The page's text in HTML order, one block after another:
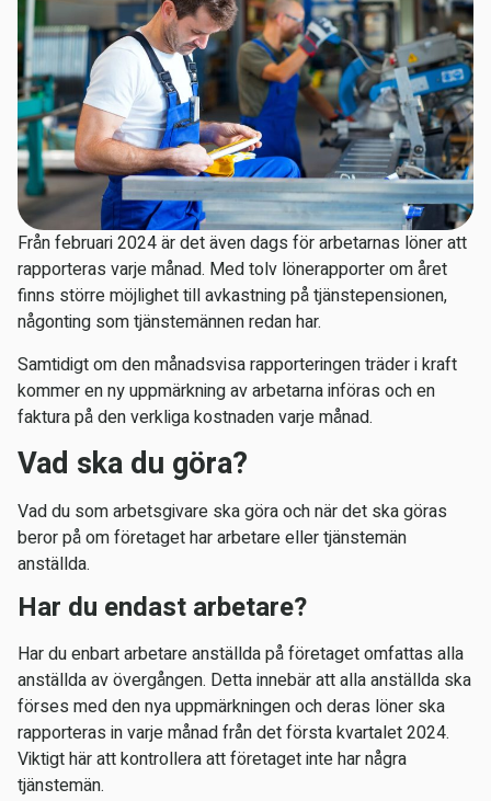
Från februari 2024 är det även dags för arbetarnas löner att
rapporteras varje månad. Med tolv lönerapporter om året
finns större möjlighet till avkastning på tjänstepensionen,
någonting som tjänstemännen redan har.
Samtidigt om den månadsvisa rapporteringen träder i kraft
kommer en ny uppmärkning av arbetarna införas och en
faktura på den verkliga kostnaden varje månad.
Vad ska du göra?
Vad du som arbetsgivare ska göra och när det ska göras
beror på om företaget har arbetare eller tjänstemän
anställda.
Har du endast arbetare?
Har du enbart arbetare anställda på företaget omfattas alla
anställda av övergången. Detta innebär att alla anställda ska
förses med den nya uppmärkningen och deras löner ska
rapporteras in varje månad från det första kvartalet 2024.
Viktigt här att kontrollera att företaget inte har några
tjänstemän.